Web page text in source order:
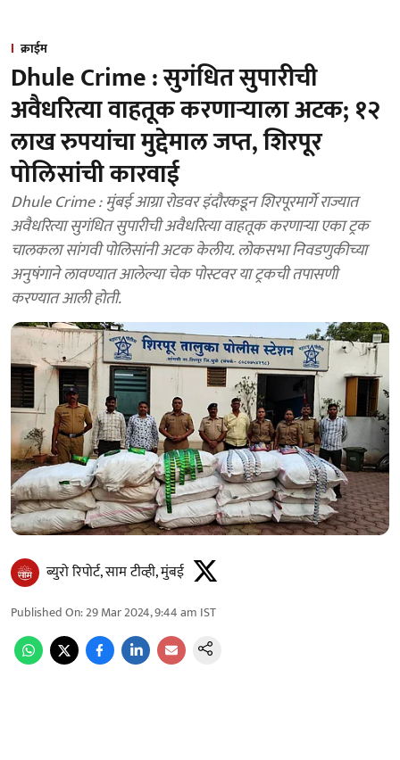
क्राईम
Dhule Crime : सुगंधित सुपारीची
अवैधरित्या वाहतूक करणाऱ्याला अटक; १२
लाख रुपयांचा मुद्देमाल जप्त, शिरपूर
पोलिसांची कारवाई
Dhule Crime : मुंबई आग्रा रोडवर इंदौरकडून शिरपूरमार्गे राज्यात
अवैधरित्या सुगंधित सुपारीची अवैधरित्या वाहतूक करणाऱ्या एका ट्रक
चालकला सांगवी पोलिसांनी अटक केलीय. लोकसभा निवडणुकीच्या
अनुषंगाने लावण्यात आलेल्या चेक पोस्टवर या ट्रकची तपासणी
करण्यात आली होती.
ब्युरो रिपोर्ट, साम टीव्ही, मुंबई
Published On:29 Mar 2024, 9:44 am IST